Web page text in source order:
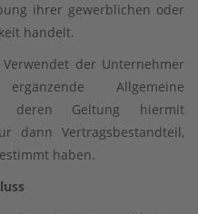
ihrer gewerblichen oder
handelt.
der Unternehmer
Allgemeine
deren Geltung hiermit
dann Vertragsbestandteil,
haben.